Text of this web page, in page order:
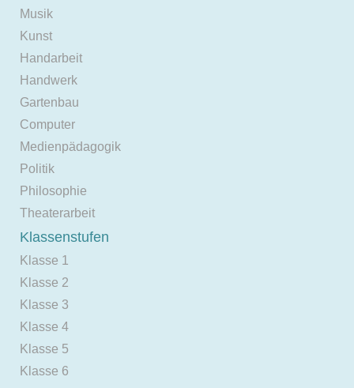
Musik
Kunst
Handarbeit
Handwerk
Gartenbau
Computer
Medienpädagogik
Politik
Philosophie
Theaterarbeit
Klassenstufen
Klasse 1
Klasse 2
Klasse 3
Klasse 4
Klasse 5
Klasse 6